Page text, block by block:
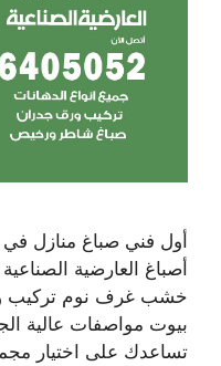
أول فني صباغ منازل في
أصباغ العارضية
خشب غرف نوم تركيب
بيوت مواصفات عالية
تساعدك على اختيار